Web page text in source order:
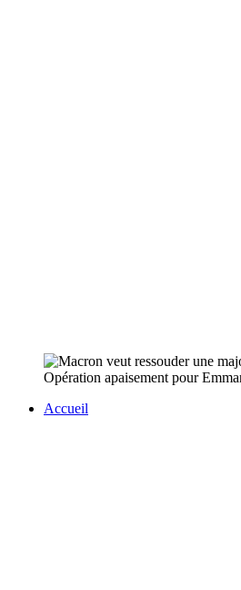
Opération apaisement pour
Accueil